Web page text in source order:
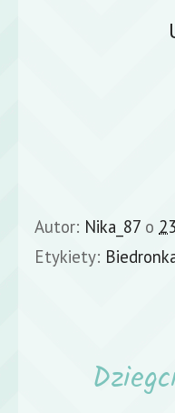
Autor: Nika_87 o
Etykiety: